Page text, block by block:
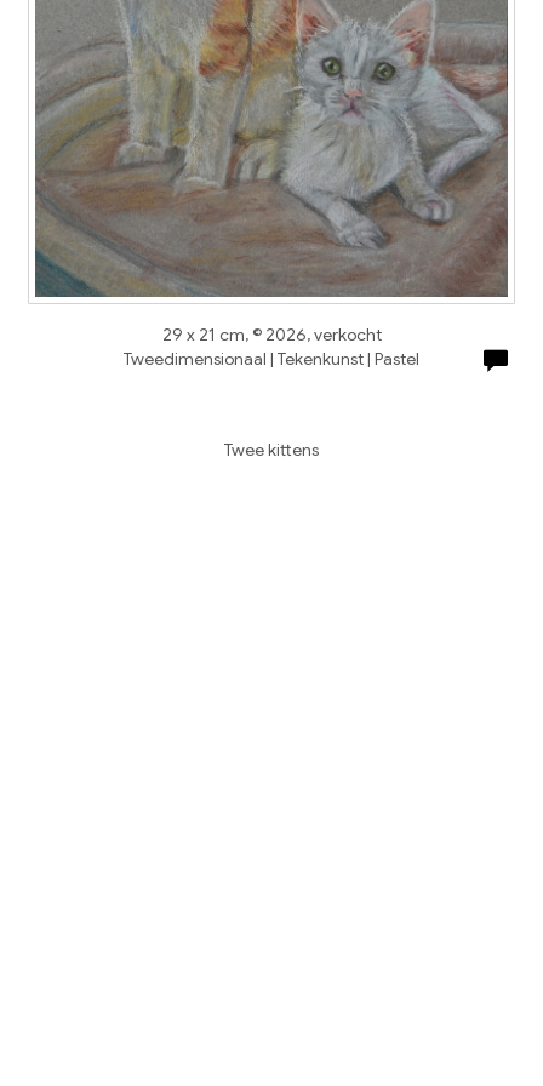
29 x 21 cm, © 2026, verkocht
Tweedimensionaal | Tekenkunst | Pastel
Twee kittens